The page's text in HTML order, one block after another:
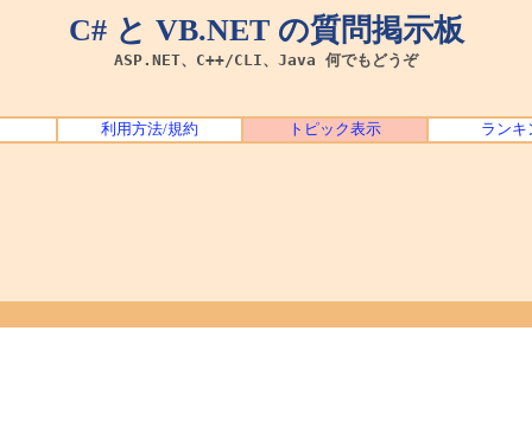
C# と VB.NET の質問掲示板
ASP.NET、C++/CLI、Java 何でもどうぞ
利用方法/規約 トピック表示 ランキ